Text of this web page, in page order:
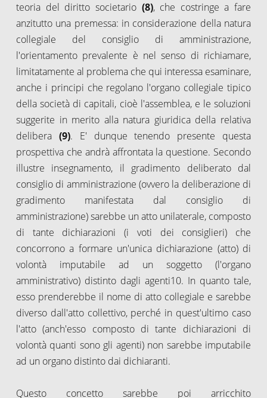
teoria del diritto societario (8), che costringe a fare
anzitutto una premessa: in considerazione della natura
collegiale del consiglio di amministrazione,
l'orientamento prevalente è nel senso di richiamare,
limitatamente al problema che qui interessa esaminare,
anche i principi che regolano l'organo collegiale tipico
della società di capitali, cioè l'assemblea, e le soluzioni
suggerite in merito alla natura giuridica della relativa
delibera (9). E' dunque tenendo presente questa
prospettiva che andrà affrontata la questione. Secondo
illustre insegnamento, il gradimento deliberato dal
consiglio di amministrazione (ovvero la deliberazione di
gradimento manifestata dal consiglio di
amministrazione) sarebbe un atto unilaterale, composto
di tante dichiarazioni (i voti dei consiglieri) che
concorrono a formare un'unica dichiarazione (atto) di
volontà imputabile ad un soggetto (l'organo
amministrativo) distinto dagli agenti10. In quanto tale,
esso prenderebbe il nome di atto collegiale e sarebbe
diverso dall'atto collettivo, perché in quest'ultimo caso
l'atto (anch'esso composto di tante dichiarazioni di
volontà quanti sono gli agenti) non sarebbe imputabile
ad un organo distinto dai dichiaranti.
Questo concetto sarebbe poi arricchito